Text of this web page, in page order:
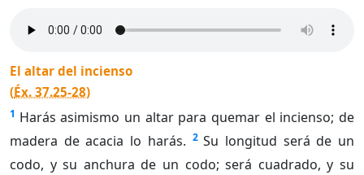
El altar del incienso
(Éx. 37.25-28)
1 Harás asimismo un altar para quemar el incienso; de
madera de acacia lo harás. 2 Su longitud será de un
codo, y su anchura de un codo; será cuadrado, y su